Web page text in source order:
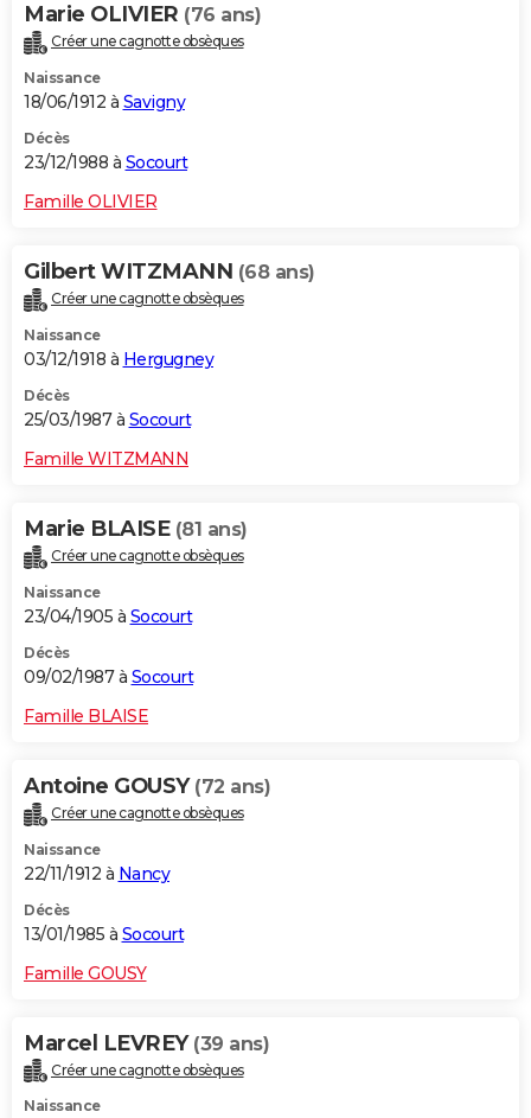
Marie OLIVIER (76 ans)
Créer une cagnotte obsèques
Naissance
18/06/1912 à Savigny
Décès
23/12/1988 à Socourt
Famille OLIVIER
Gilbert WITZMANN (68 ans)
Créer une cagnotte obsèques
Naissance
03/12/1918 à Hergugney
Décès
25/03/1987 à Socourt
Famille WITZMANN
Marie BLAISE (81 ans)
Créer une cagnotte obsèques
Naissance
23/04/1905 à Socourt
Décès
09/02/1987 à Socourt
Famille BLAISE
Antoine GOUSY (72 ans)
Créer une cagnotte obsèques
Naissance
22/11/1912 à Nancy
Décès
13/01/1985 à Socourt
Famille GOUSY
Marcel LEVREY (39 ans)
Créer une cagnotte obsèques
Naissance